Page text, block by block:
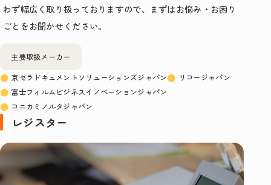
わず幅広く取り扱っておりますので、まずはお悩み・お困り
ごとをお聞かせください。
主要取扱メーカー
京セラドキュメントソリューションズジャパン
リコージャパン
富士フィルムビジネスイノベーションジャパン
コニカミノルタジャパン
レジスター